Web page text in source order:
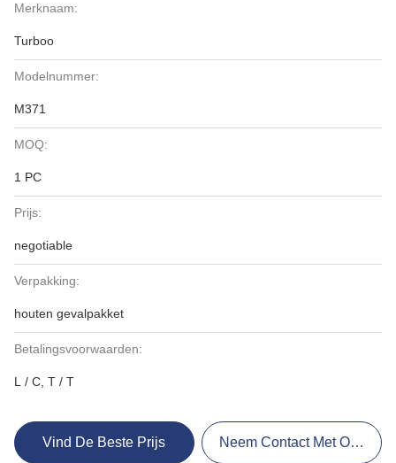
Merknaam:
Turboo
Modelnummer:
M371
MOQ:
1 PC
Prijs:
negotiable
Verpakking:
houten gevalpakket
Betalingsvoorwaarden:
L / C, T / T
Vind De Beste Prijs Neem Contact Met Ons Op